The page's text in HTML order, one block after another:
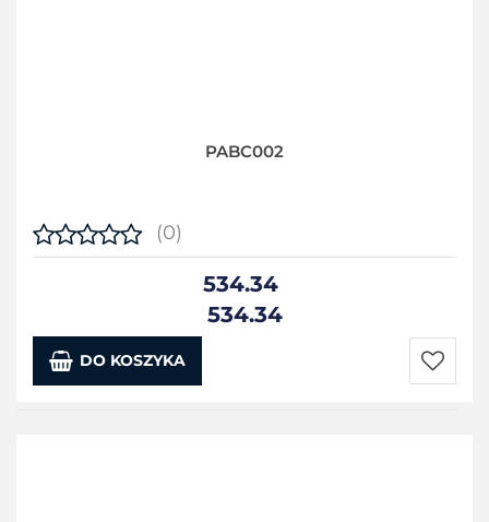
PABC002
(0)
534.34
534.34
DO KOSZYKA
Do